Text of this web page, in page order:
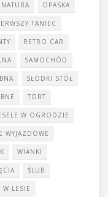
NATURA OPASKA
TANIEC
RETRO CAR
SAMOCHÓD
SŁODKI STÓŁ
TORT
W OGRODZIE
WYJAZDOWE
WIANKI
ŚLUB
W LESIE